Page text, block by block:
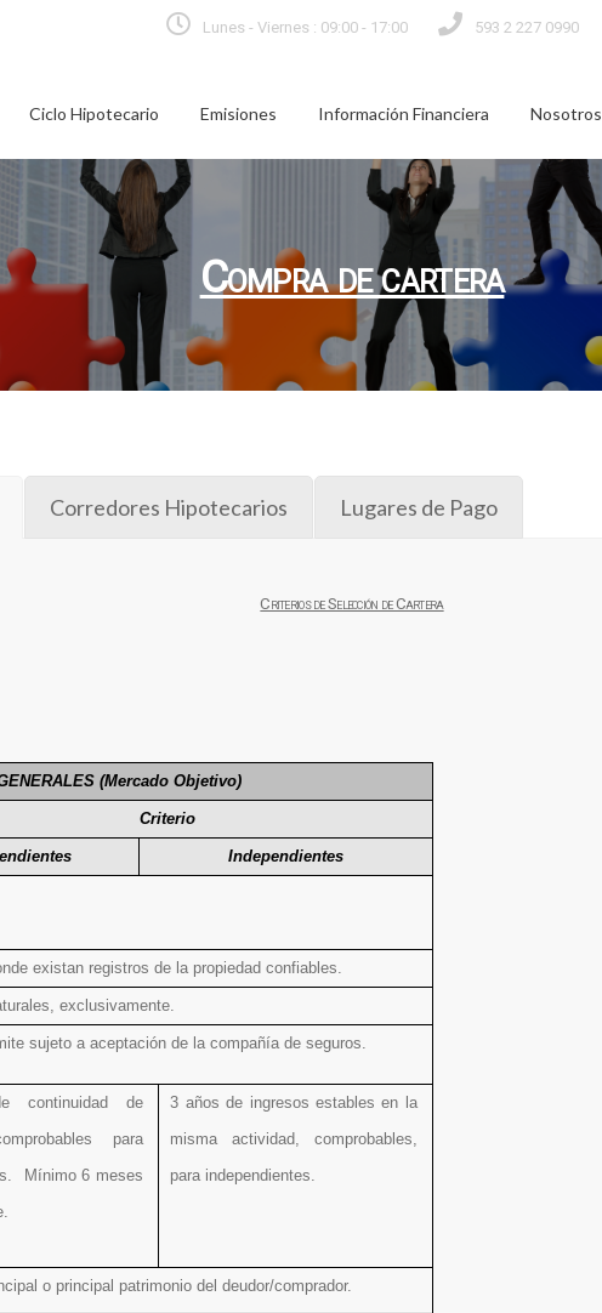
Lunes - Viernes : 09:00 - 17:00 593 2 227 0990
Ciclo Hipotecario Emisiones Información Financiera Nosotros
Compra de cartera
Corredores Hipotecarios Lugares de Pago
Criterios de Selección de Cartera
(Mercado Objetivo)
Criterio
Independientes
existan registros de la propiedad confiables.
exclusivamente.
sujeto a aceptación de la compañía de seguros.
continuidad de
para
Mínimo 6 meses
3 años de ingresos estables en la
misma actividad, comprobables,
para independientes.
o principal patrimonio del deudor/comprador.